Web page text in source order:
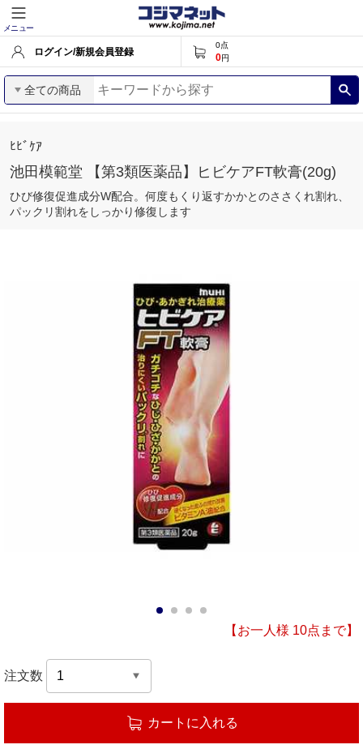
メニュー
ログイン/新規会員登録
0点
0円
全ての商品
ﾋﾋﾞｹｱ
池田模範堂 【第3類医薬品】ヒビケアFT軟膏(20g)
ひび修復促進成分W配合。何度もくり返すかかとのささくれ割れ、
パックリ割れをしっかり修復します
【お一人様 10点まで】
注文数
カートに入れる